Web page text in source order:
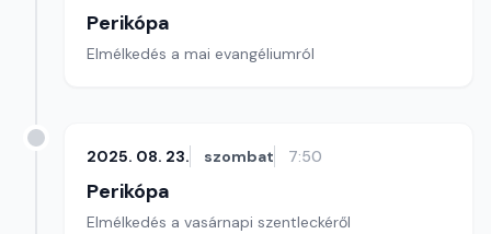
Perikópa
Elmélkedés a mai evangéliumról
2025. 08. 23. szombat 7:50
Perikópa
Elmélkedés a vasárnapi szentleckéről